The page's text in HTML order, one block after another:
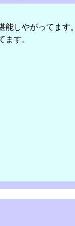
しやがってます。
す。